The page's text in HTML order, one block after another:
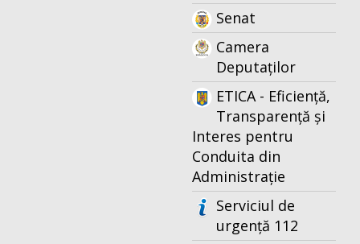
Senat
Camera
Deputaților
ETICA - Eficiență,
Transparență și
Interes pentru
Conduita din
Administrație
Serviciul de
urgență 112